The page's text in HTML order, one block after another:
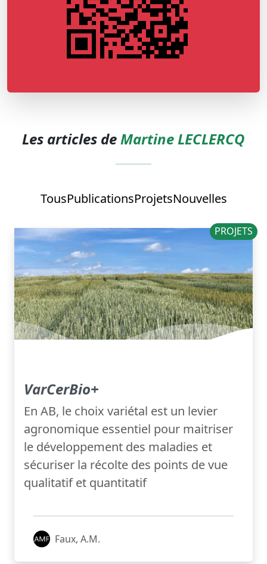
Les articles deMartine LECLERCQ
TousPublicationsProjetsNouvelles
PROJETS
VarCerBio+
En AB, le choix variétal est un levier
agronomique essentiel pour maitriser
le développement des maladies et
sécuriser la récolte des points de vue
qualitatif et quantitatif
Faux, A.M.